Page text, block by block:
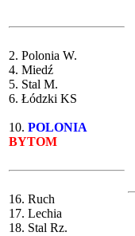
2. Polonia W.
4. Miedź
5. Stal M.
6. Łódzki KS
10. POLONIA
BYTOM
16. Ruch
17. Lechia
18. Stal Rz.